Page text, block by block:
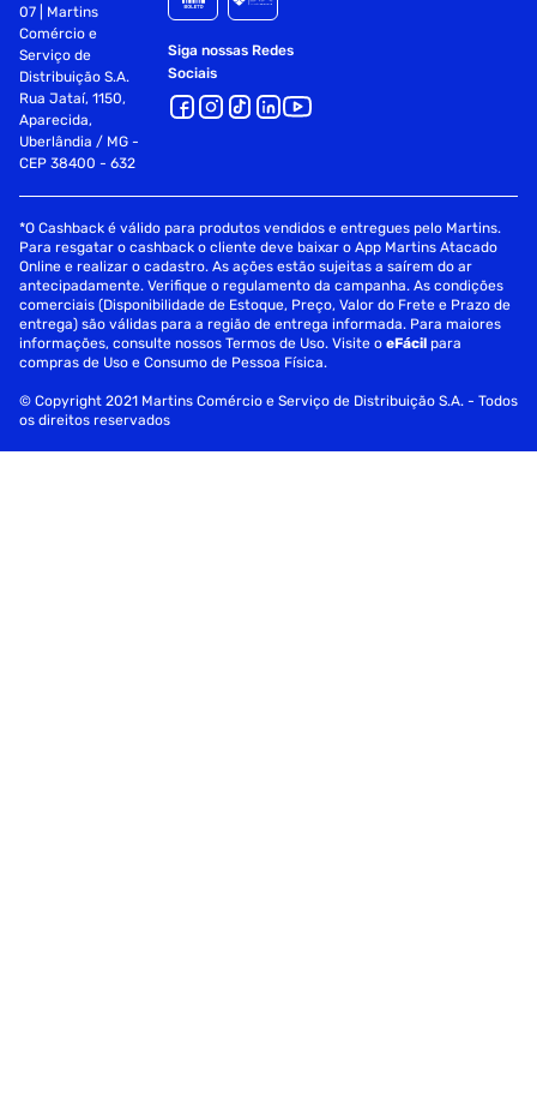
07 | Martins
Comércio e
Serviço de
Distribuição S.A.
Rua Jataí, 1150,
Aparecida,
Uberlândia / MG -
CEP 38400 - 632
Siga nossas Redes
Sociais
*O Cashback é válido para produtos vendidos e entregues pelo Martins.
Para resgatar o cashback o cliente deve baixar o App Martins Atacado
Online e realizar o cadastro. As ações estão sujeitas a saírem do ar
antecipadamente. Verifique o regulamento da campanha. As condições
comerciais (Disponibilidade de Estoque, Preço, Valor do Frete e Prazo de
entrega) são válidas para a região de entrega informada. Para maiores
informações, consulte nossos Termos de Uso. Visite oeFácil para
compras de Uso e Consumo de Pessoa Física.
© Copyright 2021 Martins Comércio e Serviço de Distribuição S.A. - Todos
os direitos reservados